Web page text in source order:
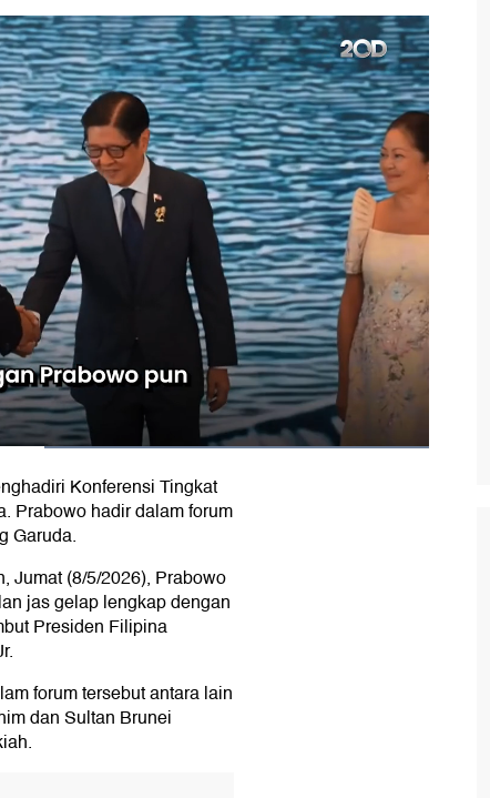
Konferensi Tingkat
Prabowo hadir dalam forum
Garuda.
Jumat (8/5/2026), Prabowo
jas gelap lengkap dengan
Presiden Filipina
forum tersebut antara lain
dan Sultan Brunei